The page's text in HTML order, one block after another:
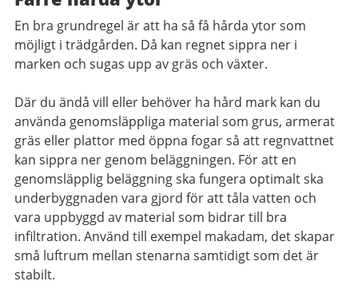
En bra grundregel är att ha så få hårda ytor som
möjligt i trädgården. Då kan regnet sippra ner i
marken och sugas upp av gräs och växter.
Där du ändå vill eller behöver ha hård mark kan du
använda genomsläppliga material som grus, armerat
gräs eller plattor med öppna fogar så att regnvattnet
kan sippra ner genom beläggningen. För att en
genomsläpplig beläggning ska fungera optimalt ska
underbyggnaden vara gjord för att tåla vatten och
vara uppbyggd av material som bidrar till bra
infiltration. Använd till exempel makadam, det skapar
små luftrum mellan stenarna samtidigt som det är
stabilt.